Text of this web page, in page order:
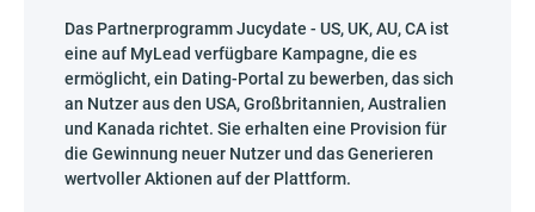
Das Partnerprogramm Jucydate - US, UK, AU, CA ist
eine auf MyLead verfügbare Kampagne, die es
ermöglicht, ein Dating-Portal zu bewerben, das sich
an Nutzer aus den USA, Großbritannien, Australien
und Kanada richtet. Sie erhalten eine Provision für
die Gewinnung neuer Nutzer und das Generieren
wertvoller Aktionen auf der Plattform.